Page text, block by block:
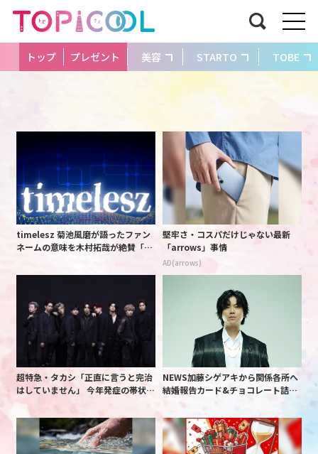
トップ プレゼント 美容 STARTO TOBE
timelesz 菊池風磨が語ったファン
ネームの意味を木村拓哉が絶賛「考
堅牢さ・コスパだけじゃない最新
「arrows」事情
AD(arrows)
超特急・タカシ「正直に言うと完治
はしていません」 今年発症の帯状疱
疹(ほうしん)の症状について本心告
白 後遺症も語る
NEWS加藤シゲアキから関係各所へ
結婚報告カード&チョコレート詰め
合わせ、小説家らしく哲学者の名言
も添えて